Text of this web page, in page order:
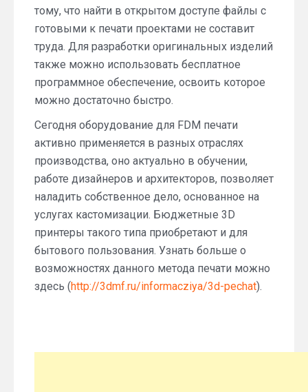
тому, что найти в открытом доступе файлы с
готовыми к печати проектами не составит
труда. Для разработки оригинальных изделий
также можно использовать бесплатное
программное обеспечение, освоить которое
можно достаточно быстро.
Сегодня оборудование для FDM печати
активно применяется в разных отраслях
производства, оно актуально в обучении,
работе дизайнеров и архитекторов, позволяет
наладить собственное дело, основанное на
услугах кастомизации. Бюджетные 3D
принтеры такого типа приобретают и для
бытового пользования. Узнать больше о
возможностях данного метода печати можно
здесь (http://3dmf.ru/informacziya/3d-pechat).